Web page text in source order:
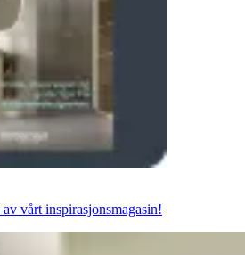
vårt inspirasjonsmagasin!